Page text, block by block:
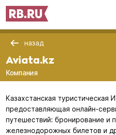
назад
Aviata.kz
Компания
Казахстанская туристическая
предоставляющая онлайн-
путешествий: бронирование и
железнодорожных билетов и